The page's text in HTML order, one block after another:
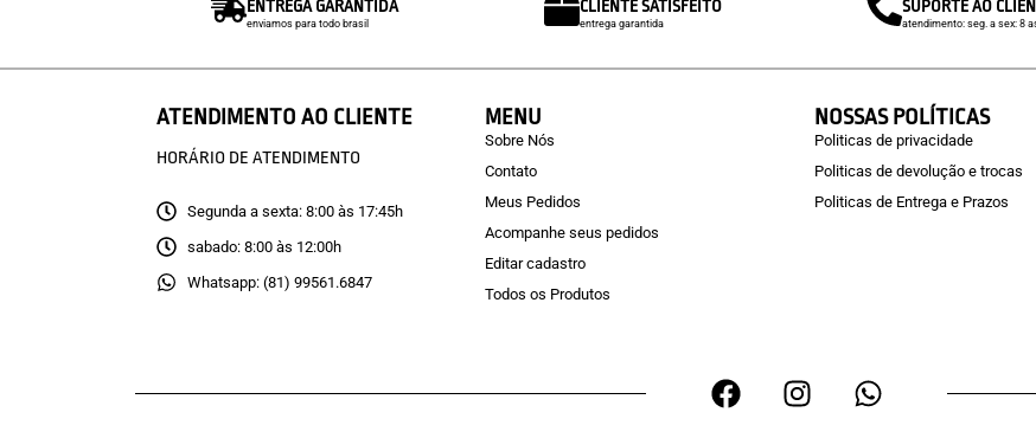
ENTREGA GARANTIDA
enviamos para todo brasil
CLIENTE SATISFEITO
entrega garantida
SUPORTE AO
atendimento: seg. a sex: 8
ATENDIMENTO AO CLIENTE
HORÁRIO DE ATENDIMENTO
Segunda a sexta: 8:00 às 17:45h
sabado: 8:00 às 12:00h
Whatsapp: (81) 99561.6847
MENU
Sobre Nós
Contato
Meus Pedidos
Acompanhe seus pedidos
Editar cadastro
Todos os Produtos
NOSSAS POLÍTICAS
Politicas de privacidade
Politicas de devolução e trocas
Politicas de Entrega e Prazos